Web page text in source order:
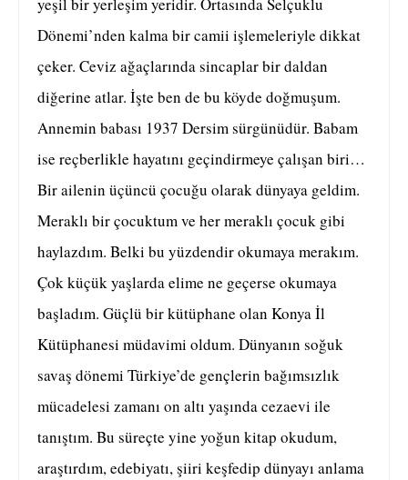
yeşil bir yerleşim yeridir. Ortasında Selçuklu
Dönemi’nden kalma bir camii işlemeleriyle dikkat
çeker. Ceviz ağaçlarında sincaplar bir daldan
diğerine atlar. İşte ben de bu köyde doğmuşum.
Annemin babası 1937 Dersim sürgünüdür. Babam
ise reçberlikle hayatını geçindirmeye çalışan biri…
Bir ailenin üçüncü çocuğu olarak dünyaya geldim.
Meraklı bir çocuktum ve her meraklı çocuk gibi
haylazdım. Belki bu yüzdendir okumaya merakım.
Çok küçük yaşlarda elime ne geçerse okumaya
başladım. Güçlü bir kütüphane olan Konya İl
Kütüphanesi müdavimi oldum. Dünyanın soğuk
savaş dönemi Türkiye’de gençlerin bağımsızlık
mücadelesi zamanı on altı yaşında cezaevi ile
tanıştım. Bu süreçte yine yoğun kitap okudum,
araştırdım, edebiyatı, şiiri keşfedip dünyayı anlama